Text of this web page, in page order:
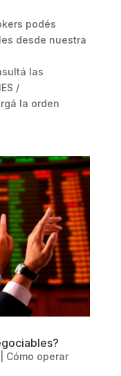
podés
desde nuestra
las
/
la orden
Cómo operar